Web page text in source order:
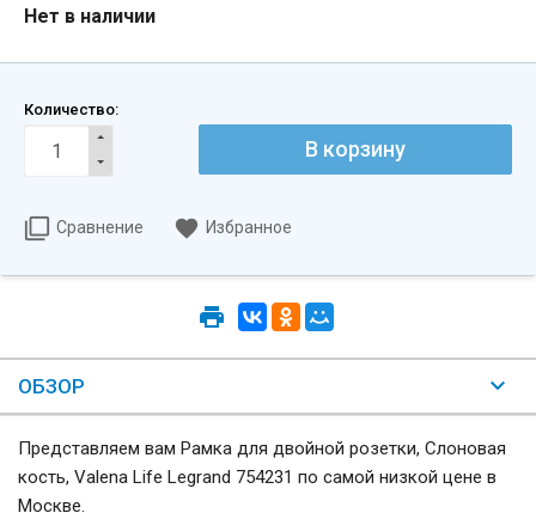
Нет в наличии
Количество:
Сравнение Избранное
ОБЗОР
Представляем вам Рамка для двойной розетки, Слоновая
кость, Valena Life Legrand 754231 по самой низкой цене в
Москве.